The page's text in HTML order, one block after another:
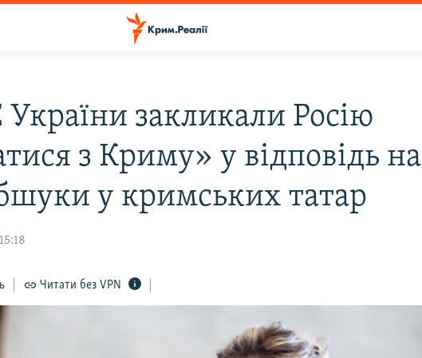
закликали Росію
з Криму» у відповідь на
у кримських татар
Читати без VPN